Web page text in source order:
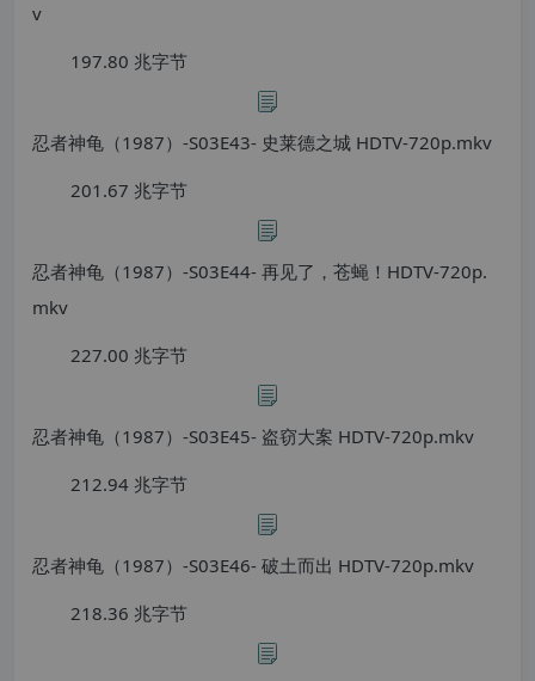
v
197.80 兆字节
忍者神龟（1987）-S03E43- 史莱德之城 HDTV-720p.mkv
201.67 兆字节
忍者神龟（1987）-S03E44- 再见了，苍蝇！HDTV-720p.
mkv
227.00 兆字节
忍者神龟（1987）-S03E45- 盗窃大案 HDTV-720p.mkv
212.94 兆字节
忍者神龟（1987）-S03E46- 破土而出 HDTV-720p.mkv
218.36 兆字节